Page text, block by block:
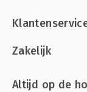
Zakelijk
Altijd op de